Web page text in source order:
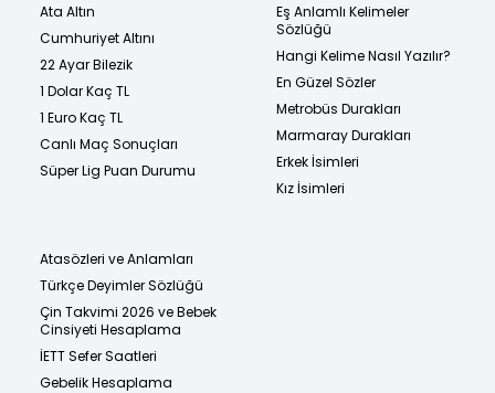
Ata Altın
Cumhuriyet Altını
22 Ayar Bilezik
1 Dolar Kaç TL
1 Euro Kaç TL
Canlı Maç Sonuçları
Süper Lig Puan Durumu
Eş Anlamlı Kelimeler
Sözlüğü
Hangi Kelime Nasıl Yazılır?
En Güzel Sözler
Metrobüs Durakları
Marmaray Durakları
Erkek İsimleri
Kız İsimleri
Atasözleri ve Anlamları
Türkçe Deyimler Sözlüğü
Çin Takvimi 2026 ve Bebek
Cinsiyeti Hesaplama
İETT Sefer Saatleri
Gebelik Hesaplama